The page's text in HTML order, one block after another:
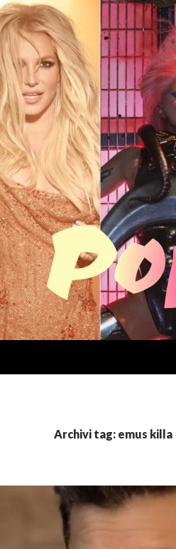
Archivi tag: emus killa